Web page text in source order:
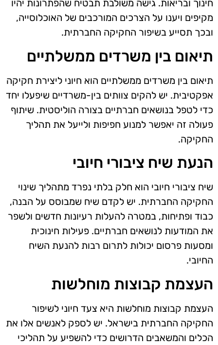
חינוך ובריאות. גישה משולבת תבטיח שהפתרונות יהיו
מקיפים ויענו על הצרכים המורכבים של האוכלוסייה,
ובכך תסייע בשיפור החקיקה החברתית.
תיאום בין משרדים ממשלתיים
תיאום בין משרדים ממשלתיים הוא חיוני ליצירת חקיקה
אפקטיבית. יש להקים צוותים בין-משרדיים שיפעלו יחד
כדי לטפל בנושאים חברתיים בצורה הוליסטית. שיתוף
פעולה זה יאפשר למנוע חפיפות ולייעל את תהליך
החקיקה.
הנעת שיח ציבורי חיובי
שיח ציבורי חיובי הוא חלק בלתי נפרד מתהליך שינוי
החקיקה החברתית. יש לקדם שיח שמבוסס על הבנה,
כבוד ופתיחות, במטרה להעלות רעיונות חדשים ולשפר
את המודעות לנושאים חברתיים. פעילות חינוכית
ומסעות פרסום יכולות לתרום רבות להנעת השיח
החיובי.
העצמת קבוצות מוחלשות
העצמת קבוצות מוחלשות היא צעד חיוני לשיפור
החקיקה החברתית בישראל. יש לספק לאנשים אלו את
הכלים והמשאבים הדרושים כדי להשפיע על תהליכי